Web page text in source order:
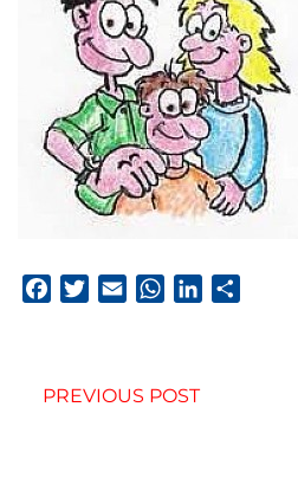
FacebookTwitterEmail WhatsApp
LinkedIn
PREVIOUS POST